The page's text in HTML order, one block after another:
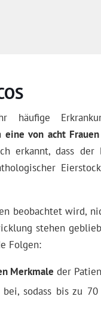
eine von acht Frauen
erkannt, dass der
beobachtet wird,
stehen
Folgen:
Merkmale der
sodass bis zu